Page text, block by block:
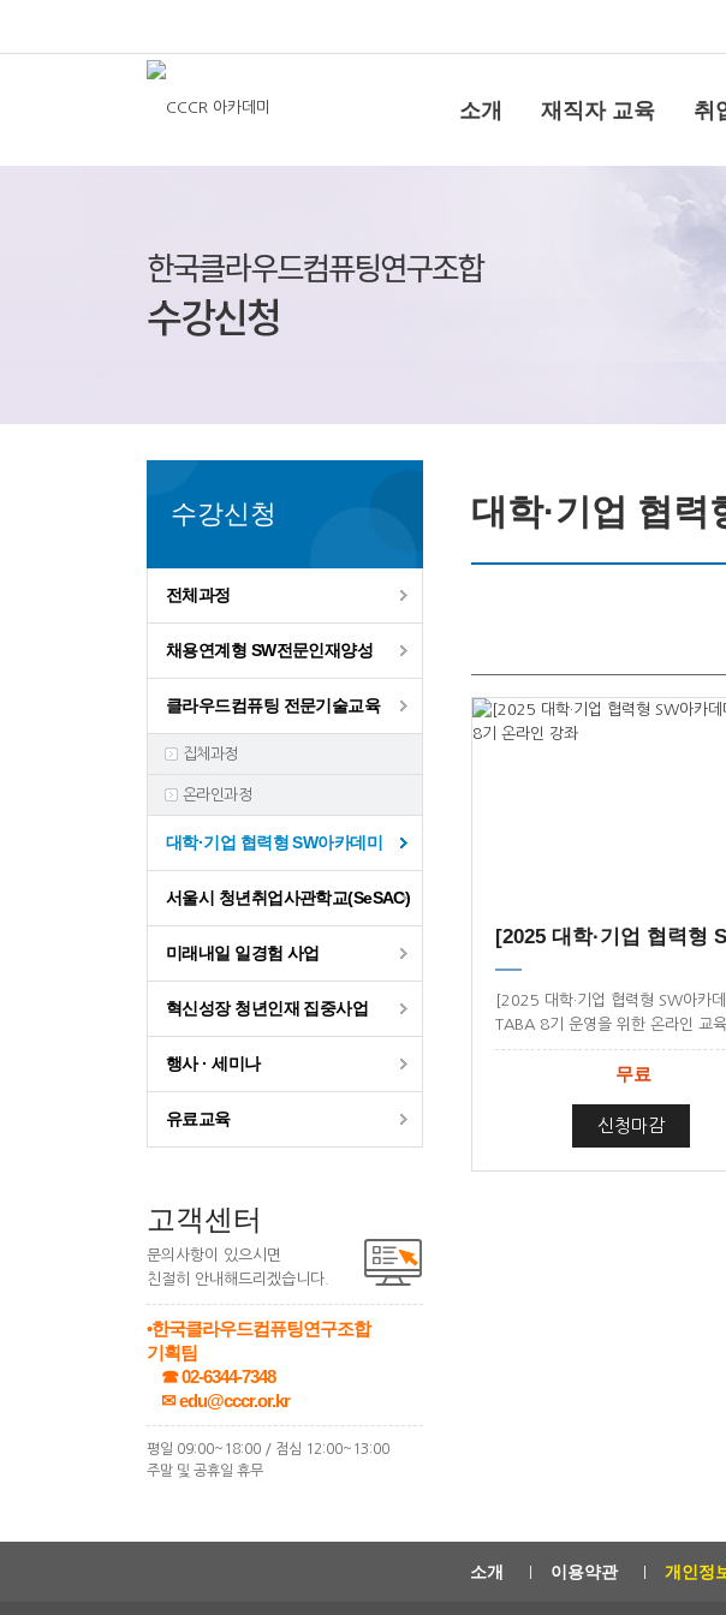
소개 재직자 교육 취
수강신청
전체과정
채용연계형 SW전문인재양성
클라우드컴퓨팅 전문기술교육
집체과정
온라인과정
대학·기업 협력형 SW아카데미
서울시 청년취업사관학교(SeSAC)
미래내일 일경험 사업
혁신성장 청년인재 집중사업
행사 · 세미나
유료교육
고객센터
문의사항이 있으시면
친절히 안내해드리겠습니다.
•한국클라우드컴퓨팅연구조합
기획팀
☎ 02-6344-7348
✉ edu@cccr.or.kr
평일 09:00~18:00 / 점심 12:00~13:00
주말 및 공휴일 휴무
대학·기업 협력
[2025 대학·기업 협력형 SW아카
TABA 8기 운영을 위한 온라인 교육
시스템
무료
신청마감
소개 이용약관 개인정